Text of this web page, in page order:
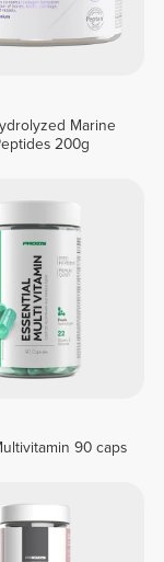
Marine
200g
90 caps